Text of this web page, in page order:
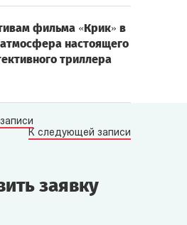
фильма «Крик» в
настоящего
триллера
К следующей записи
заявку